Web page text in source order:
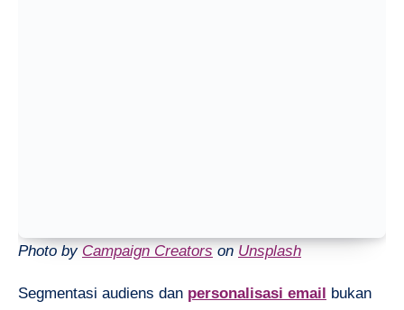
Photo by Campaign Creators on Unsplash
Segmentasi audiens dan personalisasi email bukan